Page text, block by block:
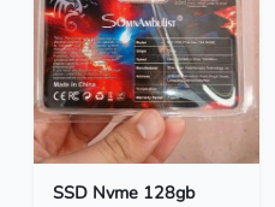
SSD Nvme 128gb